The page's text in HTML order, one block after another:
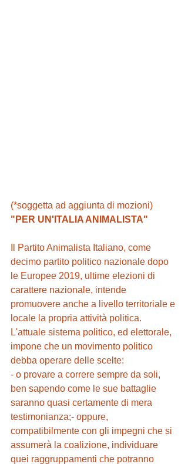
(*soggetta ad aggiunta di mozioni)
"PER UN'ITALIA ANIMALISTA"
Il Partito Animalista Italiano, come
decimo partito politico nazionale dopo
le Europee 2019, ultime elezioni di
carattere nazionale, intende
promuovere anche a livello territoriale e
locale la propria attività politica.
L'attuale sistema politico, ed elettorale,
impone che un movimento politico
debba operare delle scelte:
- o provare a correre sempre da soli,
ben sapendo come le sue battaglie
saranno quasi certamente di mera
testimonianza;- oppure,
compatibilmente con gli impegni che si
assumerà la coalizione, individuare
quei raggruppamenti che potranno